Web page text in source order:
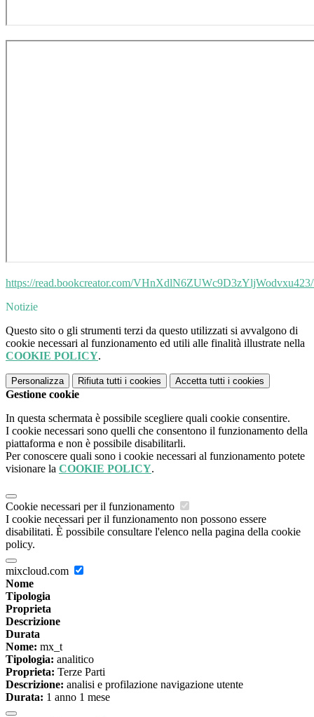
https://read.bookcreator.com/
Notizie
Questo sito o gli strumenti terzi da questo utilizzati si avvalgono di
cookie necessari al funzionamento ed utili alle finalità illustrate nella
COOKIE POLICY.
Personalizza Rifiuta tutti i cookies Accetta tutti i cookies
Gestione cookie
In questa schermata è possibile scegliere quali cookie consentire.
I cookie necessari sono quelli che consentono il funzionamento della
piattaforma e non è possibile disabilitarli.
Per conoscere quali sono i cookie necessari al funzionamento potete
visionare la COOKIE POLICY.
Cookie necessari per il funzionamento
I cookie necessari per il funzionamento non possono essere
disabilitati. È possibile consultare l'elenco nella pagina della cookie
policy.
mixcloud.com
Nome
Tipologia
Proprieta
Descrizione
Durata
Nome: mx_t
Tipologia: analitico
Proprieta: Terze Parti
Descrizione: analisi e profilazione navigazione utente
Durata: 1 anno 1 mese